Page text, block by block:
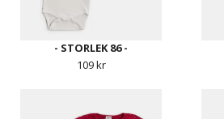
- STORLEK 86 -
109 kr